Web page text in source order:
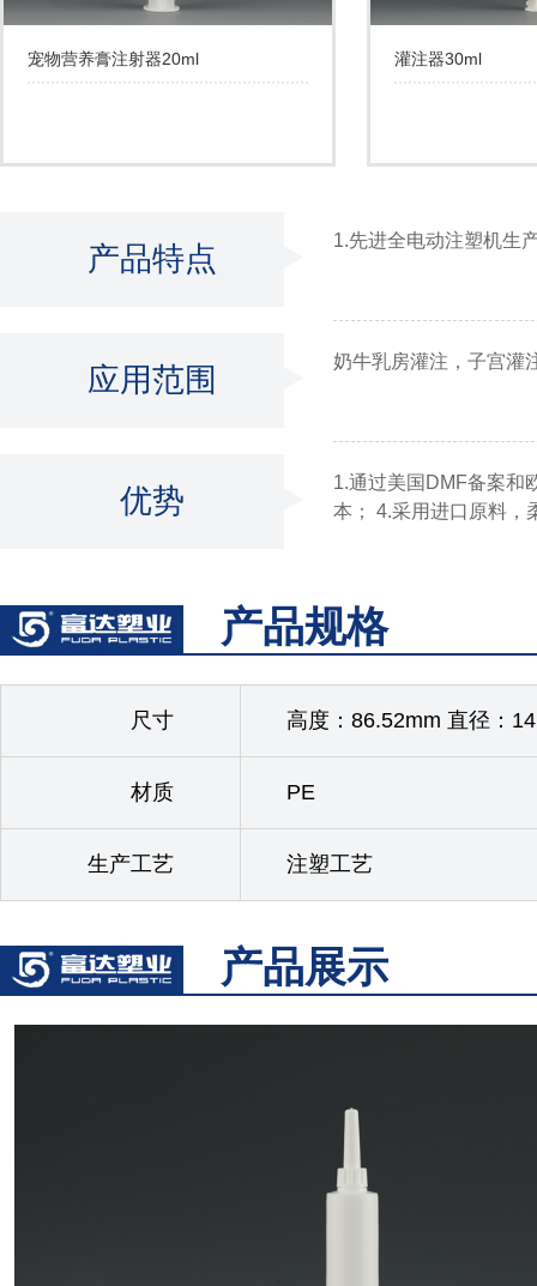
宠物营养膏注射器20ml 灌注器30ml
产品特点
1.先进全电动注塑机生
应用范围
奶牛乳房灌注，子宫灌
优势
1.通过美国DMF备案和
本； 4.采用进口原料，
产品规格
尺寸 高度：86.52mm 直径：
材质 PE
生产工艺 注塑工艺
产品展示